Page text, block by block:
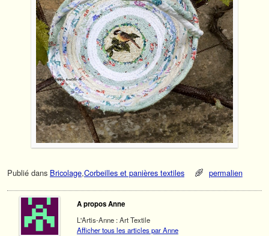
Publié dans Bricolage,Corbeilles et panières textiles permalien
A propos Anne
L'Artis-Anne : Art Textile
Afficher tous les articles par Anne